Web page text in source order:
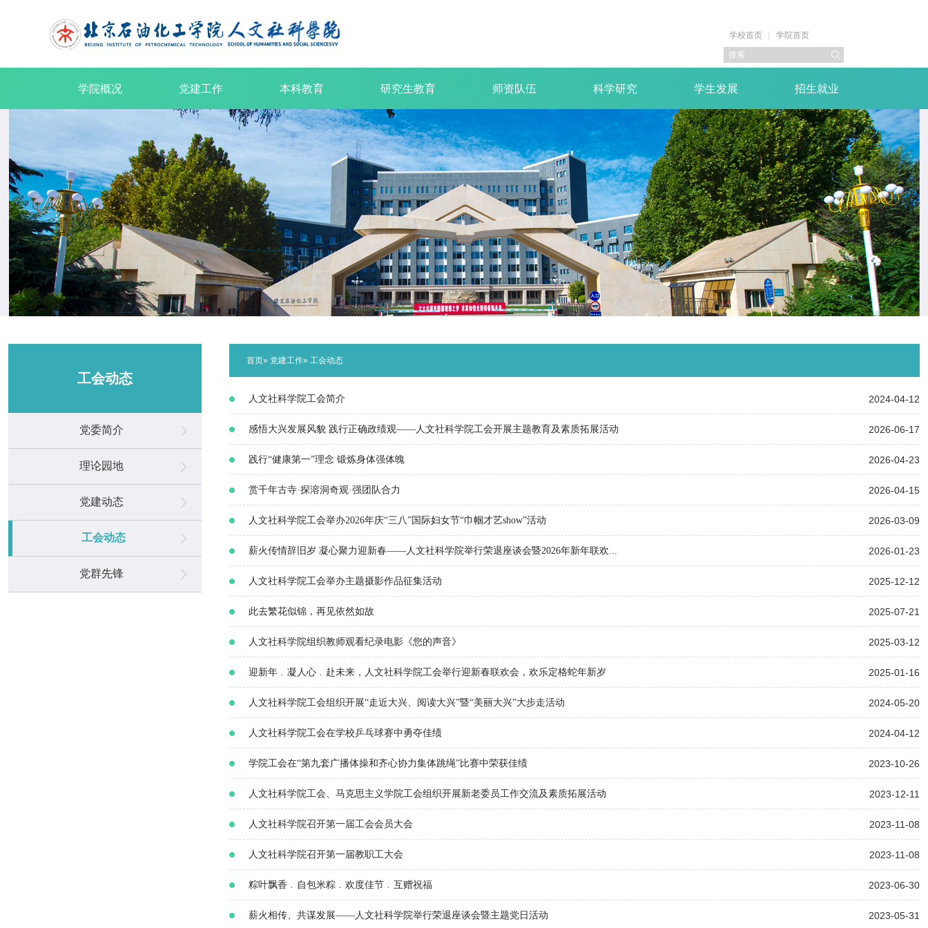
学校首页 学院首页
学院概况 党建工作 本科教育 研究生教育 师资队伍 科学研究 学生发展 招生就业
工会动态
党委简介
理论园地
党建动态
工会动态
党群先锋
首页» 党建工作» 工会动态
人文社科学院工会简介 2024-04-12
感悟大兴发展风貌 践行正确政绩观——人文社科学院工会开展主题教育及素质拓展活动 2026-06-17
践行“健康第一”理念 锻炼身体强体魄 2026-04-23
赏千年古寺·探溶洞奇观·强团队合力 2026-04-15
人文社科学院工会举办2026年庆“三八”国际妇女节“巾帼才艺show”活动 2026-03-09
薪火传情辞旧岁 凝心聚力迎新春——人文社科学院举行荣退座谈会暨2026年新年联欢... 2026-01-23
人文社科学院工会举办主题摄影作品征集活动 2025-12-12
此去繁花似锦，再见依然如故 2025-07-21
人文社科学院组织教师观看纪录电影《您的声音》 2025-03-12
迎新年﹒凝人心﹒赴未来，人文社科学院工会举行迎新春联欢会，欢乐定格蛇年新岁 2025-01-16
人文社科学院工会组织开展“走近大兴、阅读大兴”暨“美丽大兴”大步走活动 2024-05-20
人文社科学院工会在学校乒乓球赛中勇夺佳绩 2024-04-12
学院工会在“第九套广播体操和齐心协力集体跳绳”比赛中荣获佳绩 2023-10-26
人文社科学院工会、马克思主义学院工会组织开展新老委员工作交流及素质拓展活动 2023-12-11
人文社科学院召开第一届工会会员大会 2023-11-08
人文社科学院召开第一届教职工大会 2023-11-08
粽叶飘香﹒自包米粽﹒欢度佳节﹒互赠祝福 2023-06-30
薪火相传、共谋发展——人文社科学院举行荣退座谈会暨主题党日活动 2023-05-31